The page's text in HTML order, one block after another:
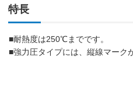
特長
■耐熱度は250℃までです。
■強力圧タイプには、縦線マーク